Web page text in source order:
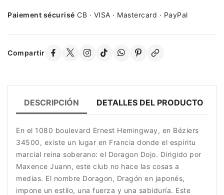
Paiement sécurisé CB · VISA · Mastercard · PayPal
Compartir
DESCRIPCIÓN DETALLES DEL PRODUCTO
En el 1080 boulevard Ernest Hemingway, en Béziers
34500, existe un lugar en Francia donde el espíritu
marcial reina soberano: el Doragon Dojo. Dirigido por
Maxence Juann, este club no hace las cosas a
medias. El nombre Doragon, Dragón en japonés,
impone un estilo, una fuerza y una sabiduría. Este